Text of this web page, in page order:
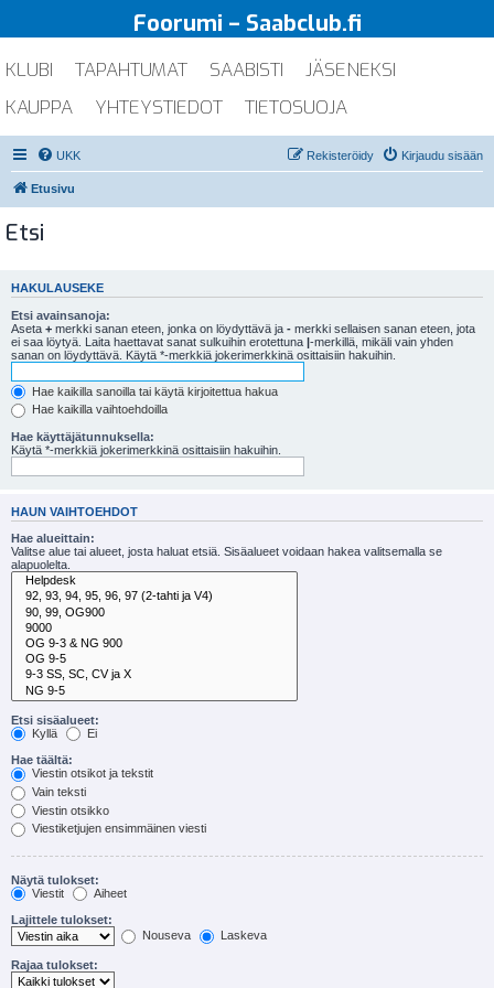
Foorumi – Saabclub.fi
KLUBI TAPAHTUMAT SAABISTI
JÄSENEKSI
KAUPPA
YHTEYSTIEDOT TIETOSUOJA
UKK Kirjaudu sisään
Rekisteröidy
Etusivu
Etsi
HAKULAUSEKE
Etsi avainsanoja:
Aseta + merkki sanan eteen, jonka on löydyttävä ja - merkki sellaisen sanan eteen, jota
ei saa löytyä. Laita haettavat sanat sulkuihin erotettuna |-merkillä, mikäli vain yhden
sanan on löydyttävä. Käytä *-merkkiä jokerimerkkinä osittaisiin hakuihin.
Hae kaikilla sanoilla tai käytä kirjoitettua hakua
Hae kaikilla vaihtoehdoilla
Hae käyttäjätunnuksella:
Käytä *-merkkiä jokerimerkkinä osittaisiin hakuihin.
HAUN VAIHTOEHDOT
Hae alueittain:
Valitse alue tai alueet, josta haluat etsiä. Sisäalueet voidaan hakea valitsemalla se
alapuolelta.
Etsi sisäalueet:
Kyllä
Ei
Hae täältä:
Viestin otsikot ja tekstit
Vain teksti
Viestin otsikko
Viestiketjujen ensimmäinen viesti
Näytä tulokset:
Viestit
Aiheet
Lajittele tulokset:
Nouseva
Laskeva
Rajaa tulokset: